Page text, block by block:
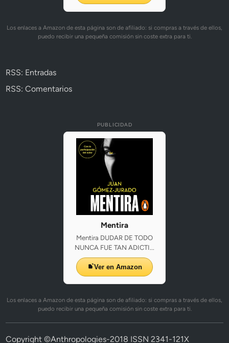
Los enlaces a Amazon de esta página son de afiliado: si compras a través de ellos,
puedo recibir una pequeña comisión sin coste extra para ti.
RSS: Entradas
RSS: Comentarios
PUBLICIDAD
Mentira
Mentira DUDAR DE TODO
NUNCA FUE TAN ADICTI...
Ver en Amazon
Los enlaces a Amazon de esta página son de afiliado: si compras a través de ellos,
puedo recibir una pequeña comisión sin coste extra para ti.
Copyright ©Anthropologies-2018 ISSN 2341-121X